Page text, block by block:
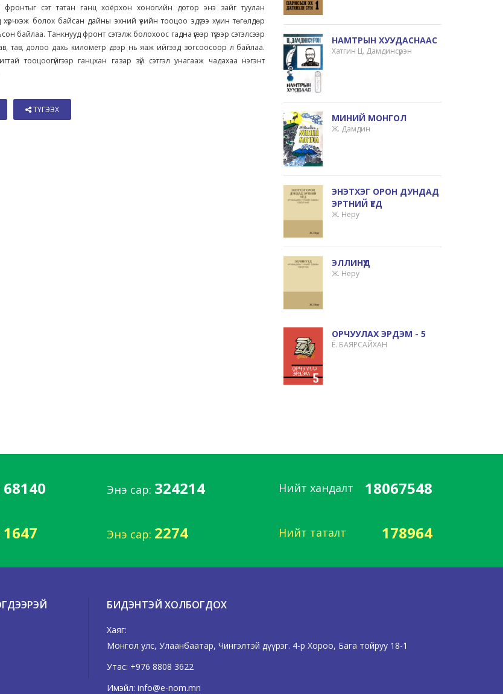
фронтыг сэт татан ганц хоёрхон хоногийн дотор энэ зайг туулан
болох байсан дайны эхний үеийн тооцоо эдүгээ хүчин төгөлдөр
байлаа. Танкнууд фронт сэтэлж болохоос гадна үүгээр түүгээр сэтэлсээр
тав, долоо дахь километр дээр нь яаж ийгээд зогсоосоор л байлаа.
тооцоогүйгээр ганцхан газар зүй сэтгэл унагааж чадахаа нэгэнт
ТҮГЭЭХ
НАМТРЫН ХУУДАСНААС
Хатгин Ц. Дамдинсүрэн
МИНИЙ МОНГОЛ
Ж. Дамдин
ЭНЭТХЭГ ОРОН ДУНДАД
ЭРТНИЙ ҮЕД
Ж. Неру
ЭЛЛИНҮҮД
Ж. Неру
ОРЧУУЛАХ ЭРДЭМ - 5
Ё. БАЯРСАЙХАН
68140 Энэ сар: 324214 Нийт хандалт 18067548
1647 Энэ сар: 2274 Нийт таталт 178964
БИДЭНТЭЙ ХОЛБОГДОХ
Хаяг:
Монгол улс, Улаанбаатар, Чингэлтэй дүүрэг. 4-р Хороо, Бага тойруу 18-1
Утас: +976 8808 3622
Имэйл: info@e-nom.mn